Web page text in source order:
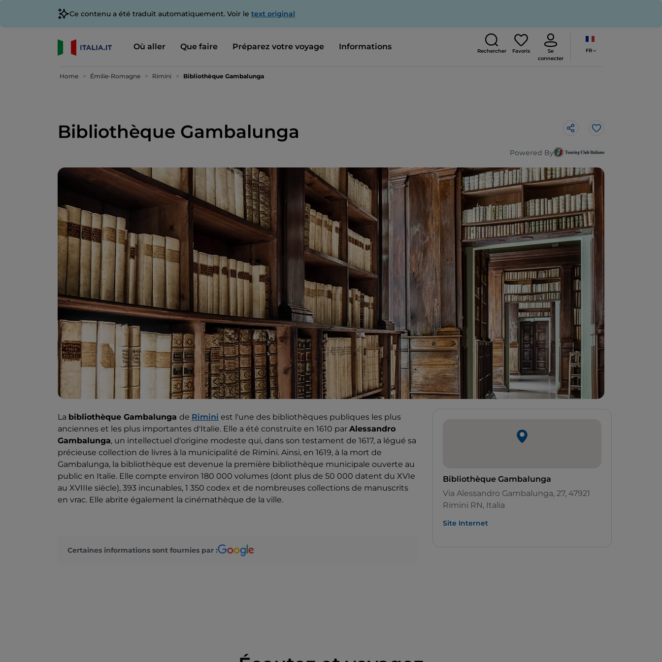
Ce contenu a été traduit automatiquement. Voir le text original
Où aller Que faire Préparez votre voyage Informations Rechercher Favoris
Se
connecter
FR
Home Émilie-Romagne Rimini Bibliothèque Gambalunga
Bibliothèque Gambalunga J’aime
Powered By
La bibliothèque Gambalunga de Rimini est l'une des bibliothèques publiques les plus
anciennes et les plus importantes d'Italie. Elle a été construite en 1610 par Alessandro
Gambalunga, un intellectuel d'origine modeste qui, dans son testament de 1617, a légué sa
précieuse collection de livres à la municipalité de Rimini. Ainsi, en 1619, à la mort de
Gambalunga, la bibliothèque est devenue la première bibliothèque municipale ouverte au
public en Italie. Elle compte environ 180 000 volumes (dont plus de 50 000 datent du XVIe
au XVIIIe siècle), 393 incunables, 1 350 codex et de nombreuses collections de manuscrits
en vrac. Elle abrite également la cinémathèque de la ville.
Certaines informations sont fournies par :
Bibliothèque Gambalunga
Via Alessandro Gambalunga, 27, 47921
Rimini RN, Italia
Site Internet